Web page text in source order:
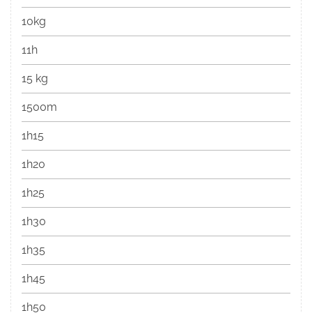
10kg
11h
15 kg
1500m
1h15
1h20
1h25
1h30
1h35
1h45
1h50